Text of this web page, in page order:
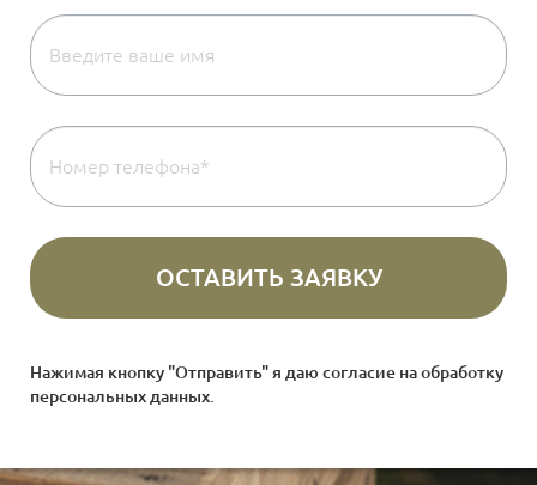
Нажимая кнопку "Отправить" я даю согласие наобработку
персональных данных